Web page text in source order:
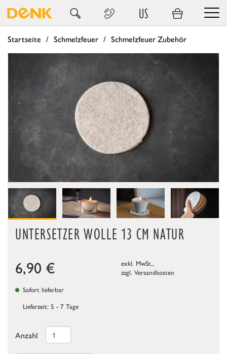
US
Startseite Schmelzfeuer Schmelzfeuer Zubehör
UNTERSETZER WOLLE 13 CM NATUR
6,90 €
exkl. MwSt.,
zzgl. Versandkosten
Sofort lieferbar
Lieferzeit: 5 - 7 Tage
Anzahl